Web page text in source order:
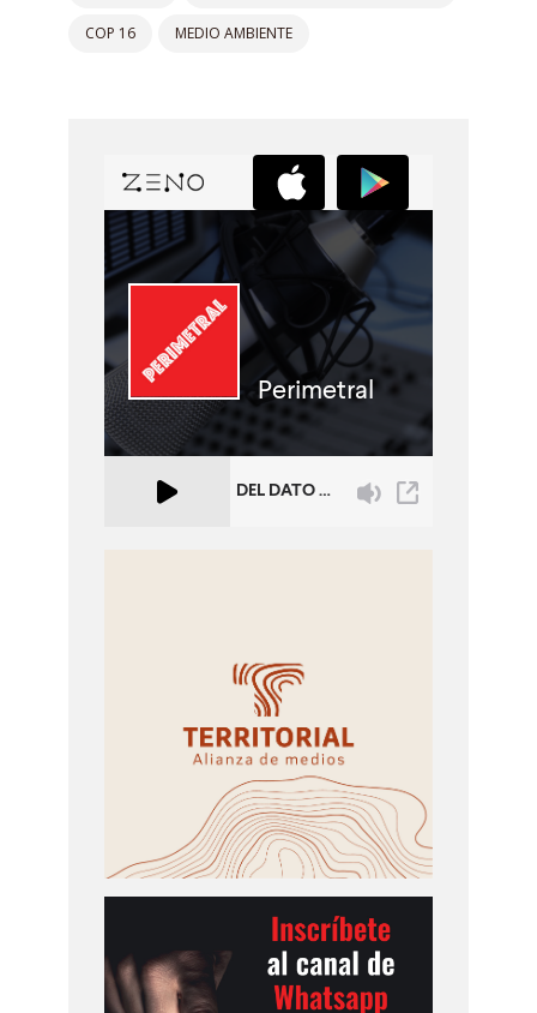
COP 16 MEDIO AMBIENTE